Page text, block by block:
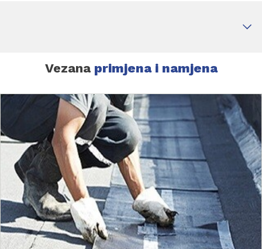
Vezana primjena i namjena